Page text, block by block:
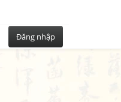
Đăng nhập